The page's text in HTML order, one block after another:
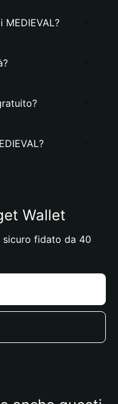
Wallet
fidato da 40